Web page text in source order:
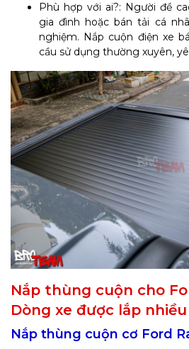
Phù hợp với ai?: Người đề
gia đình hoặc bán tải cá
nghiệm. Nắp cuộn điện xe
cầu sử dụng thường xuyên,
Nắp thùng cuộn cho
Dòng xe được lắp
Nắp thùng cuộn cơ Ford